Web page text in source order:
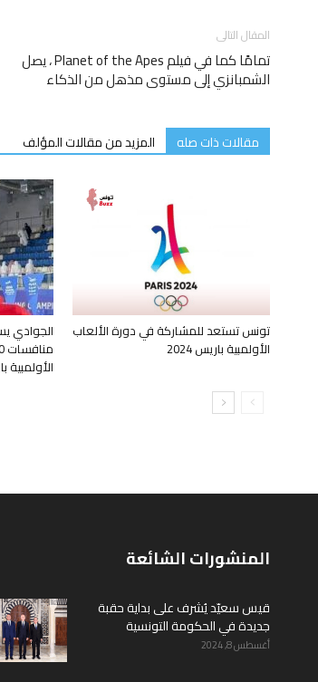
المقال التالى
تمامًا كما في فيلم Planet of the Apes ، يصل
الشمبانزي إلى مستوى مذهل من الذكاء
مقالات ذات صله المزيد من مقالات المؤلف
الجوادي
الأولمبية
تونس تستعد للمشاركة في دورة الألعاب
الأولمبية باريس 2024
المنشورات الشائعة
قيس سعيّد يُشرف على بداية حقبة
جديدة في الحكومة التونسية
أغسطس 8, 2024